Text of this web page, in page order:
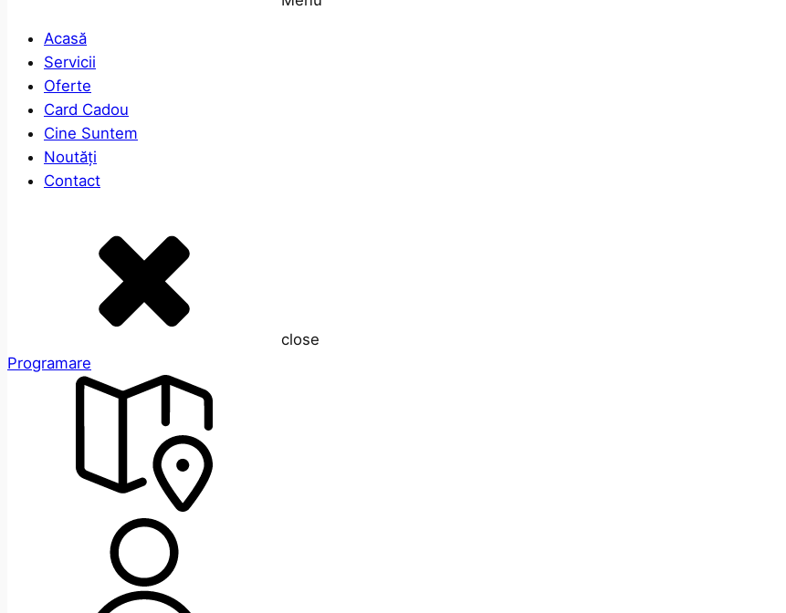
Acasă
Servicii
Oferte
Card Cadou
Cine Suntem
Noutăți
Contact
close
Programare